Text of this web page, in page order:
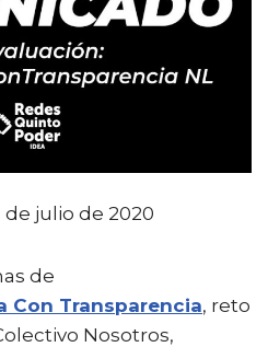
p
ar
ti
r
de julio de 2020
de
Con Transparencia, reto
Nosotros,